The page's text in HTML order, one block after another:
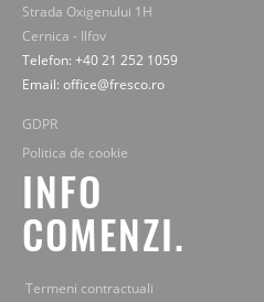
Strada Oxigenului 1H
Cernica - Ilfov
Telefon: +40 21 252 1059
Email: office@fresco.ro
GDPR
Politica de cookie
INFO
COMENZI.
Termeni contractuali